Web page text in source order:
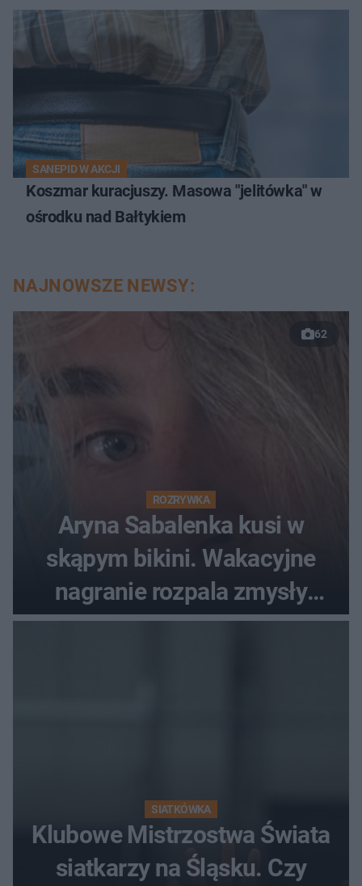
SANEPID W AKCJI
Koszmar kuracjuszy. Masowa "jelitówka" w
ośrodku nad Bałtykiem
NAJNOWSZE NEWSY:
62
ROZRYWKA
Aryna Sabalenka kusi w
skąpym bikini. Wakacyjne
nagranie rozpala zmysły
fanów
SIATKÓWKA
Klubowe Mistrzostwa Świata
siatkarzy na Śląsku. Czy